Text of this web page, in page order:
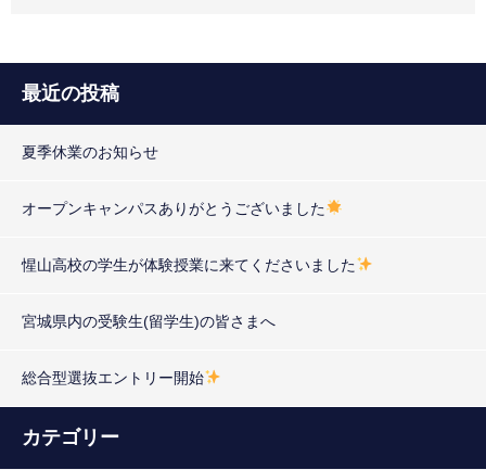
最近の投稿
夏季休業のお知らせ
オープンキャンパスありがとうございました
惺山高校の学生が体験授業に来てくださいました
宮城県内の受験生(留学生)の皆さまへ
総合型選抜エントリー開始
カテゴリー